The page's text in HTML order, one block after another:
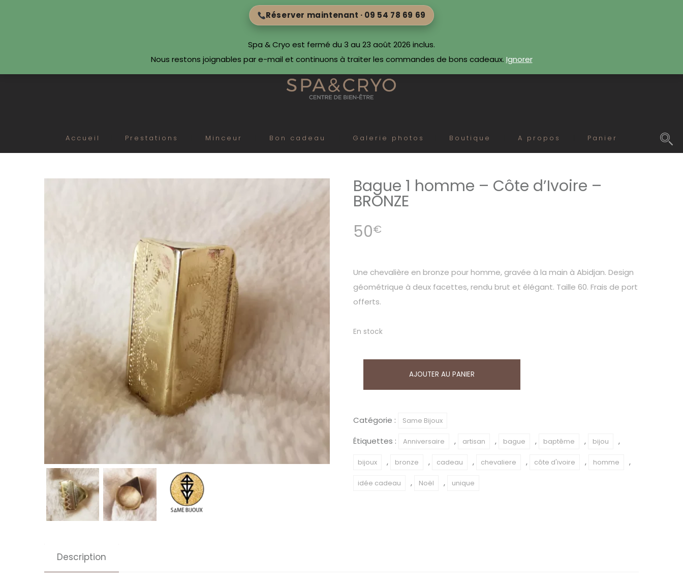
Réserver maintenant · 09 54 78 69 69
Accueil Prestations Minceur Bon cadeau Galerie photos Boutique A propos Panier
Bague 1 homme – Côte d’Ivoire –
BRONZE
50€
Une chevalière en bronze pour homme, gravée à la main à Abidjan. Design
géométrique à deux facettes, rendu brut et élégant. Taille 60. Frais de port
offerts.
En stock
1
–
Côte
AJOUTER AU PANIER
Catégorie : Same Bijoux
Étiquettes : Anniversaire , artisan , bague , baptême , bijou ,
bijoux , bronze , cadeau , chevaliere , côte d'ivoire , homme ,
idée cadeau , Noël , unique
Description
Spa & Cryo est fermé du 3 au 23 août 2026 inclus.
Nous restons joignables par e-mail et continuons à traiter les commandes de bons cadeaux. Ignorer